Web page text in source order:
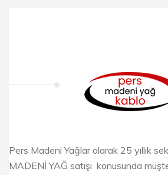
Pers Madeni Yağlar olarak 25 yıllık
MADENİ YAĞ satışı konusunda